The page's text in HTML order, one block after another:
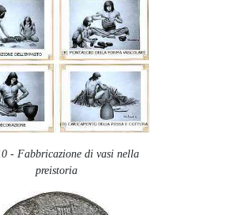
- Fabbricazione di vasi nella
preistoria